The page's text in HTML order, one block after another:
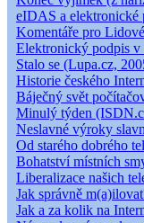
eIDAS a elektronické
Komentáře pro
Elektronický podpis
Stalo se (Lupa.cz,
Historie českého
Báječný svět
Minulý týden
Neslavné výroky
Od starého dobrého
Bohatství místních
Liberalizace našich
Jak správně
Jak a za kolik na